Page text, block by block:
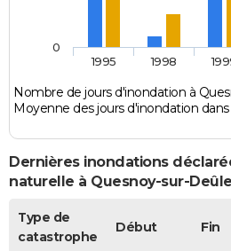
Nombre de jours d'inondation à
Moyenne des jours d'inondation
1995 1998
0
Dernières inondations
naturelle à Quesnoy-sur-Deûle
Type de
catastrophe
Début Fin